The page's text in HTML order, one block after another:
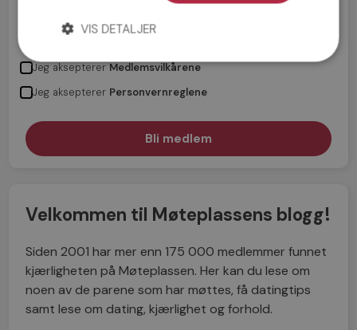
Jeg akseptererMedlemsvilkårene
Jeg aksepterer Personvernreglene
Velkommen til Møteplassens blogg!
Siden 2001 har mer enn 175 000 medlemmer funnet
kjærligheten på Møteplassen. Her kan du lese om
noen av de parene som har møttes, få datingtips
samt lese om dating, kjærlighet og forhold.
VIS DETALJER